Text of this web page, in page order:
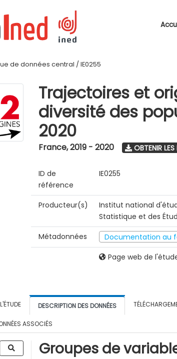
de données central / IE0255
Trajectoires et
diversité des
2020
France,2019 - 2020 OBTENIR
ID de
référence
IE0255
Producteur(s)
Institut national
Statistique et des
Métadonnées
Documentation au
Page web de
DESCRIPTION DES DONNÉES
ASSOCIÉS
Groupes de